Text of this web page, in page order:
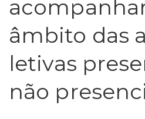
âmbito das
letivas
não